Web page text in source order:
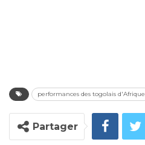
performances des togolais d'Afrique
Partager